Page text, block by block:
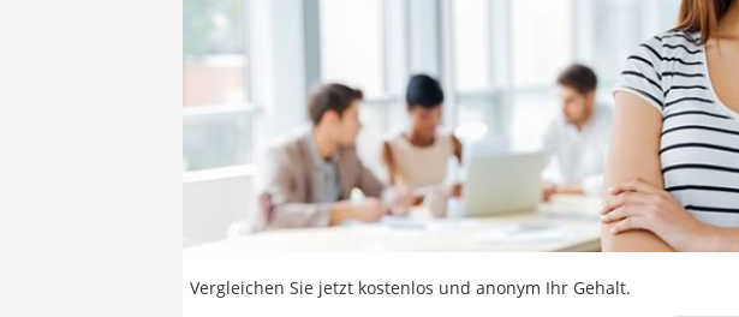
Vergleichen Sie jetzt kostenlos und anonym Ihr Gehalt.